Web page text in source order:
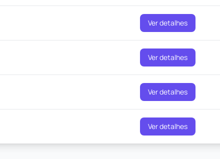
Ver detalhes
Ver detalhes
Ver detalhes
Ver detalhes